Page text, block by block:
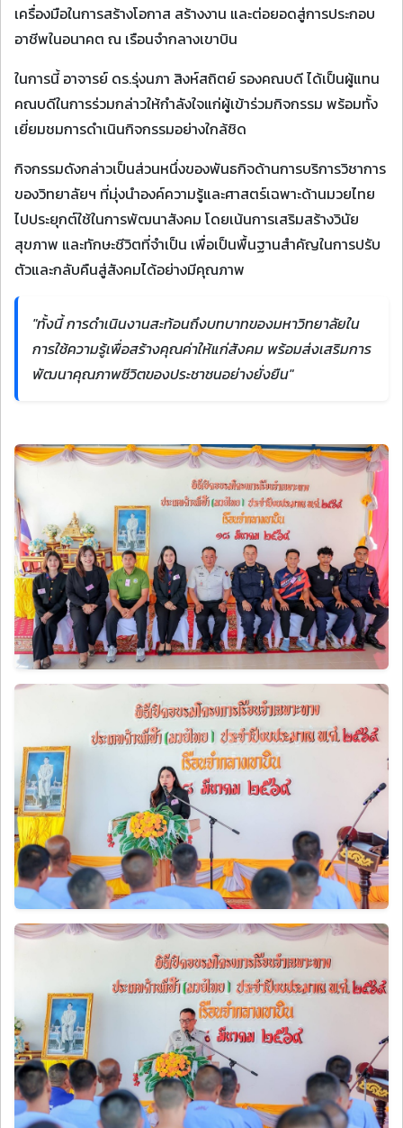
เครื่องมือในการสร้างโอกาส สร้างงาน และต่อยอดสู่การประกอบ
อาชีพในอนาคต ณ เรือนจำกลางเขาบิน
ในการนี้ อาจารย์ ดร.รุ่งนภา สิงห์สถิตย์ รองคณบดี ได้เป็นผู้แทน
คณบดีในการร่วมกล่าวให้กำลังใจแก่ผู้เข้าร่วมกิจกรรม พร้อมทั้ง
เยี่ยมชมการดำเนินกิจกรรมอย่างใกล้ชิด
กิจกรรมดังกล่าวเป็นส่วนหนึ่งของพันธกิจด้านการบริการวิชาการ
ของวิทยาลัยฯ ที่มุ่งนำองค์ความรู้และศาสตร์เฉพาะด้านมวยไทย
ไปประยุกต์ใช้ในการพัฒนาสังคม โดยเน้นการเสริมสร้างวินัย
สุขภาพ และทักษะชีวิตที่จำเป็น เพื่อเป็นพื้นฐานสำคัญในการปรับ
ตัวและกลับคืนสู่สังคมได้อย่างมีคุณภาพ
"ทั้งนี้ การดำเนินงานสะท้อนถึงบทบาทของมหาวิทยาลัยใน
การใช้ความรู้เพื่อสร้างคุณค่าให้แก่สังคม พร้อมส่งเสริมการ
พัฒนาคุณภาพชีวิตของประชาชนอย่างยั่งยืน"